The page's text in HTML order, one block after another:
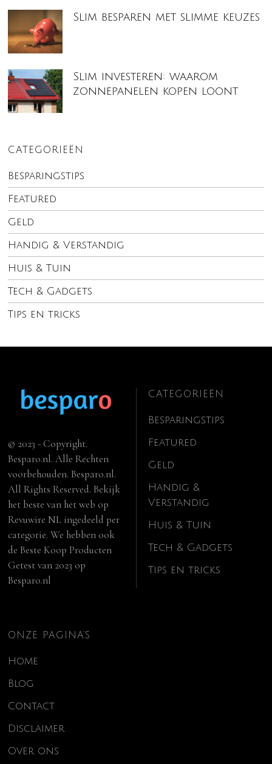
Slim besparen met slimme keuzes
Slim investeren: waarom
zonnepanelen kopen loont
CATEGORIEËN
Besparingstips
Featured
Geld
Handig & Verstandig
Huis & Tuin
Tech & Gadgets
Tips en tricks
© 2023 - Copyright.
Besparo.nl. Alle Rechten
voorbehouden. Besparo.nl.
All Rights Reserved. Bekijk
het beste van het web op
Revuwire NL ingedeeld per
categorie. We hebben ook
deBeste Koop Producten
Getest van 2023 op
Besparo.nl
CATEGORIEËN
Besparingstips
Featured
Geld
Handig &
Verstandig
Huis & Tuin
Tech & Gadgets
Tips en tricks
ONZE PAGINA’S
Home
Blog
Contact
Disclaimer
Over ons